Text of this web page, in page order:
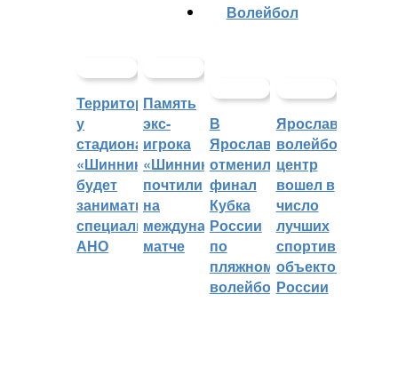
Территорией
у
стадиона
«Шинник»
будет
заниматься
специальное
АНО
Память
экс-
игрока
«Шинника»
почтили
на
международном
матче
Волейбол
В
Ярославле
отменили
финал
Кубка
России
по
пляжному
волейболу
Ярославский
волейбольный
центр
вошел в
число
лучших
спортивных
объектов
России